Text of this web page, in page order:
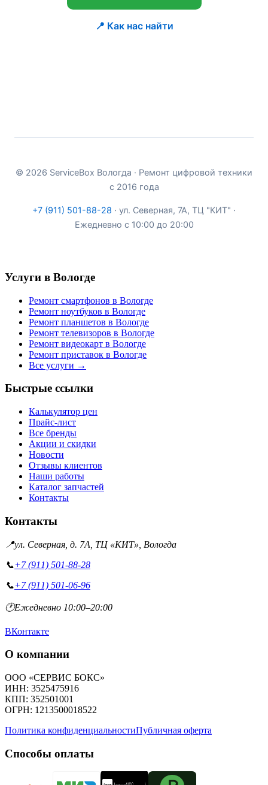
📍 Как нас найти
© 2026 ServiceBox Вологда · Ремонт цифровой техники
с 2016 года
+7 (911) 501-88-28 · ул. Северная, 7А, ТЦ "КИТ" ·
Ежедневно с 10:00 до 20:00
Услуги в Вологде
Ремонт смартфонов в Вологде
Ремонт ноутбуков в Вологде
Ремонт планшетов в Вологде
Ремонт телевизоров в Вологде
Ремонт видеокарт в Вологде
Ремонт приставок в Вологде
Все услуги →
Быстрые ссылки
Калькулятор цен
Прайс-лист
Все бренды
Акции и скидки
Новости
Отзывы клиентов
Наши работы
Каталог запчастей
Контакты
Контакты
📍ул. Северная, д. 7А, ТЦ «КИТ», Вологда
📞+7 (911) 501-88-28
📞+7 (911) 501-06-96
🕐Ежедневно 10:00–20:00
ВКонтакте
О компании
ООО «СЕРВИС БОКС»
ИНН: 3525475916
КПП: 352501001
ОГРН: 1213500018522
Политика конфиденциальностиПубличная оферта
Способы оплаты